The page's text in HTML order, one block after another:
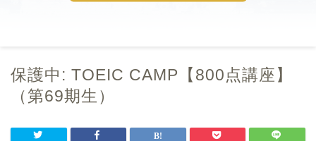
保護中: TOEIC CAMP【800点講座】
（第69期生）